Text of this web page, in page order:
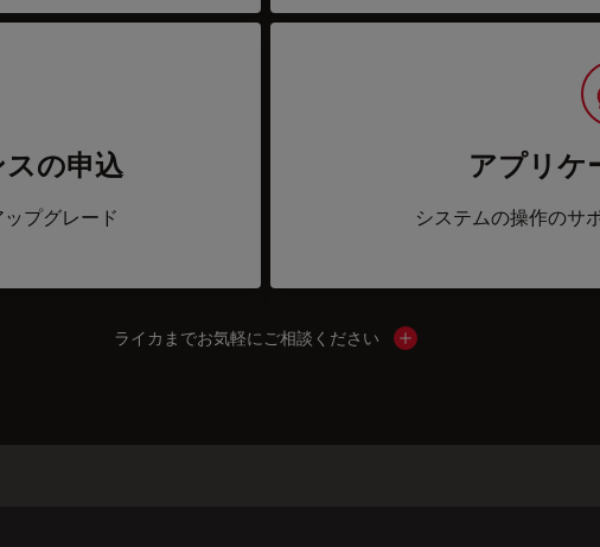
の申込
プグレード
アプリケ
システムの操作のサ
ライカまでお気軽にご相談ください Show local contacts